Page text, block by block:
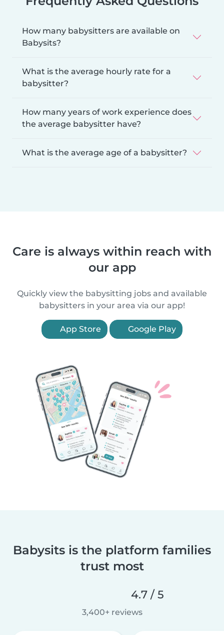
How many babysitters are available on
Babysits?
What is the average hourly rate for a
babysitter?
How many years of work experience does
the average babysitter have?
What is the average age of a babysitter?
Care is always within reach with
our app
Quickly view the babysitting jobs and available
babysitters in your area via our app!
App Store Google Play
Babysits is the platform families
trust most
4.7 / 5
3,400+ reviews